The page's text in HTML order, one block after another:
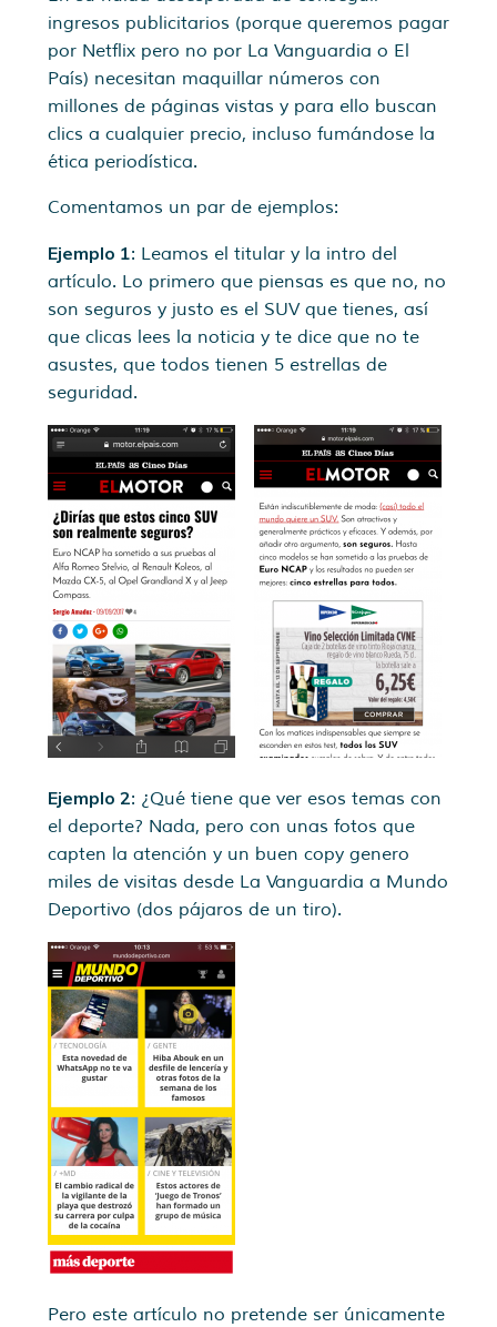
ingresos publicitarios (porque queremos pagar
por Netflix pero no por La Vanguardia o El
País) necesitan maquillar números con
millones de páginas vistas y para ello buscan
clics a cualquier precio, incluso fumándose la
ética periodística.
Comentamos un par de ejemplos:
Ejemplo 1: Leamos el titular y la intro del
artículo. Lo primero que piensas es que no, no
son seguros y justo es el SUV que tienes, así
que clicas lees la noticia y te dice que no te
asustes, que todos tienen 5 estrellas de
seguridad.
Ejemplo 2: ¿Qué tiene que ver esos temas con
el deporte? Nada, pero con unas fotos que
capten la atención y un buen copy genero
miles de visitas desde La Vanguardia a Mundo
Deportivo (dos pájaros de un tiro).
Pero este artículo no pretende ser únicamente